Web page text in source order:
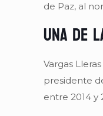
de Paz, al
Una de
Vargas
presidente
entre 2014 y